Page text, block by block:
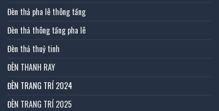
Đèn thả pha lê thông tầng
Đèn thả thông tầng pha lê
Đèn thả thuỷ tinh
ĐÈN THANH RAY
ĐÈN TRANG TRÍ 2024
ĐÈN TRANG TRÍ 2025